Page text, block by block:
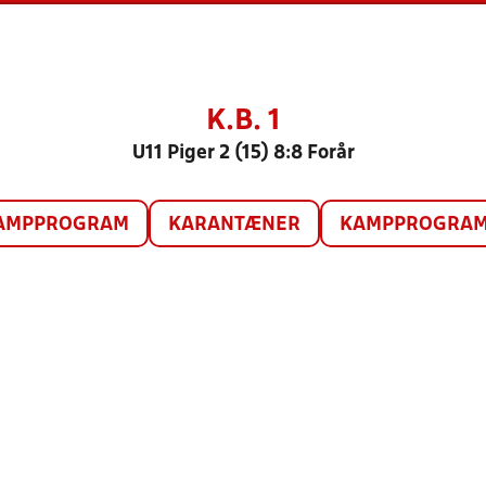
K.B. 1
U11 Piger 2 (15) 8:8 Forår
KARANTÆNER